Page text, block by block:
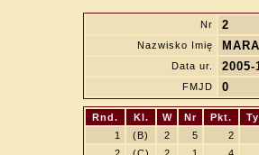
Nr 2
Nazwisko Imię
Data ur. 2005-
FMJD 0
Rnd. Kl. W Nr Pkt.
1
(B) 2 5 2